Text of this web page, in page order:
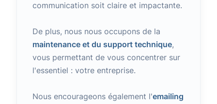
communication soit claire et impactante.
De plus, nous nous occupons de la
maintenance et du support technique,
vous permettant de vous concentrer sur
l'essentiel : votre entreprise.
Nous encourageons également l'emailing